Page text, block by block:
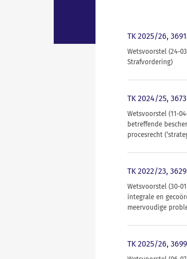
TK 2025/26,
Wetsvoorstel (24-
Strafvordering)
TK 2024/25,
Wetsvoorstel (11-
betreffende
procesrecht
TK 2022/23,
Wetsvoorstel (30-
integrale en
meervoudige
TK 2025/26,